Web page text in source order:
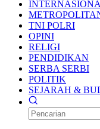
TNI POLRI
OPINI
RELIGI
PENDIDIKAN
SERBA SERBI
POLITIK
SEJARAH &